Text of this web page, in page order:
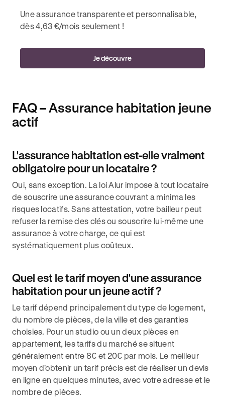
Une assurance transparente et personnalisable,
dès 4,63 €/mois seulement !
Je découvre
FAQ – Assurance habitation jeune
actif
L'assurance habitation est-elle vraiment
obligatoire pour un locataire ?
Oui, sans exception. La loi Alur impose à tout locataire
de souscrire une assurance couvrant a minima les
risques locatifs. Sans attestation, votre bailleur peut
refuser la remise des clés ou souscrire lui-même une
assurance à votre charge, ce qui est
systématiquement plus coûteux.
Quel est le tarif moyen d'une assurance
habitation pour un jeune actif ?
Le tarif dépend principalement du type de logement,
du nombre de pièces, de la ville et des garanties
choisies. Pour un studio ou un deux pièces en
appartement, les tarifs du marché se situent
généralement entre 8€ et 20€ par mois. Le meilleur
moyen d'obtenir un tarif précis est de réaliser un devis
en ligne en quelques minutes, avec votre adresse et le
nombre de pièces.